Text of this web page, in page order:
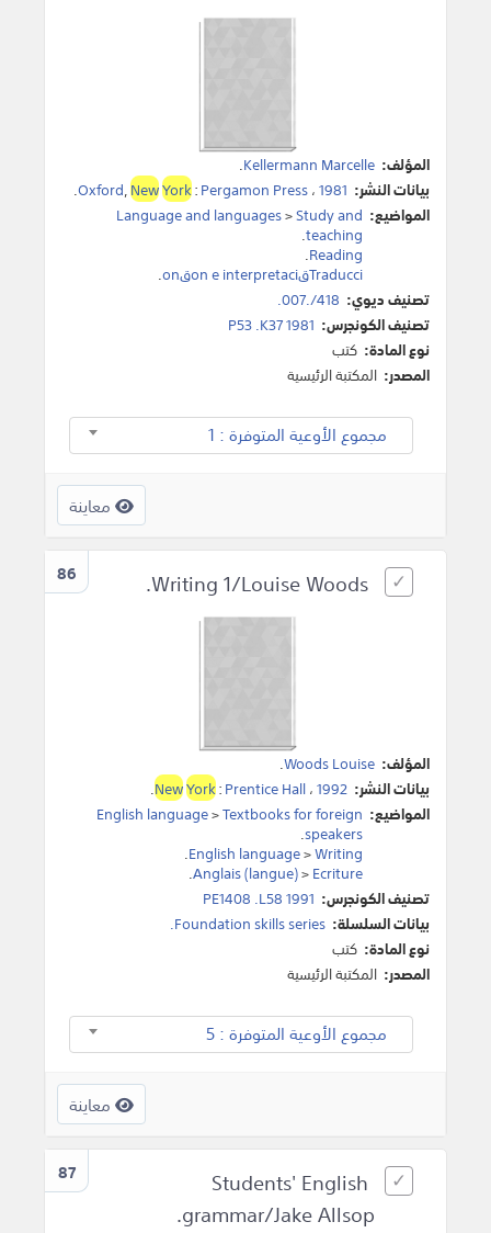
المؤلف: Kellermann Marcelle
.
بيانات النشر:
Oxford,NewYork:Pergamon Press،1981
.
المواضيع:
Language and languages>Study and
teaching
.
Reading
.
Traducciقon e interpretaciقon
.
تصنيف ديوي: 418/.007.
تصنيف الكونجرس: P53 .K37 1981
نوع المادة: كتب
المصدر: المكتبة الرئيسية
مجموع الأوعية المتوفرة : 1
معاينة
86
المؤلف: Woods Louise
.
بيانات النشر:
NewYork:Prentice Hall،1992
.
المواضيع:
English language>Textbooks for foreign
speakers
.
English language>Writing
.
Anglais (langue)>Ecriture
.
تصنيف الكونجرس: PE1408 .L58 1991
بيانات السلسلة: Foundation skills series.
نوع المادة: كتب
المصدر: المكتبة الرئيسية
مجموع الأوعية المتوفرة : 5
معاينة
87
Students' English
grammar/Jake Allsop.